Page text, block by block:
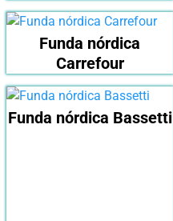
Funda nórdica
Carrefour
Funda nórdica Bassetti